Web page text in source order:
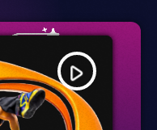
play_arrow